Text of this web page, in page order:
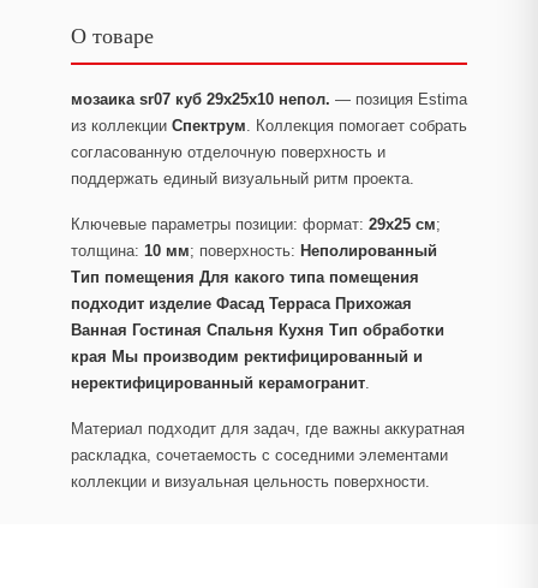
О товаре
мозаика sr07 куб 29x25x10 непол. — позиция Estima
из коллекции Спектрум. Коллекция помогает собрать
согласованную отделочную поверхность и
поддержать единый визуальный ритм проекта.
Ключевые параметры позиции: формат: 29x25 см;
толщина: 10 мм; поверхность: Неполированный
Тип помещения Для какого типа помещения
подходит изделие Фасад Терраса Прихожая
Ванная Гостиная Спальня Кухня Тип обработки
края Мы производим ректифицированный и
неректифицированный керамогранит.
Материал подходит для задач, где важны аккуратная
раскладка, сочетаемость с соседними элементами
коллекции и визуальная цельность поверхности.